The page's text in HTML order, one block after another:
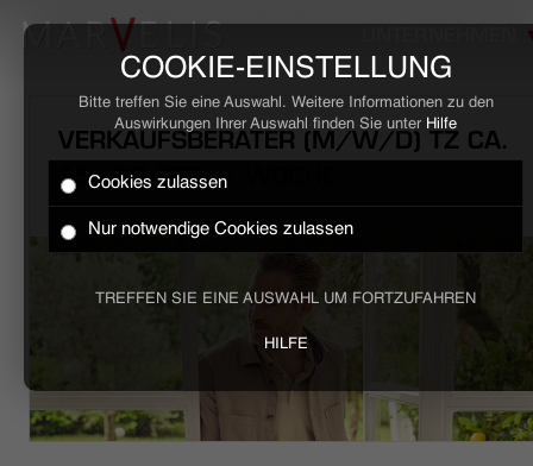
COOKIE-EINSTELLUNG
Bitte treffen Sie eine Auswahl. Weitere Informationen zu den
Auswirkungen Ihrer Auswahl finden Sie unter Hilfe
Cookies zulassen
Nur notwendige Cookies zulassen
TREFFEN SIE EINE AUSWAHL UM FORTZUFAHREN
HILFE
HOME
STELLENANGEBOTE
VERKAUFSBERATER (M/W/D) TZ CA.
15 - 30 STD. / WOCHE